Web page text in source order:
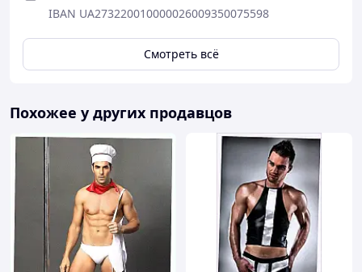
IBAN UA273220010000026009350075598
Смотреть всё
Похожее у других продавцов